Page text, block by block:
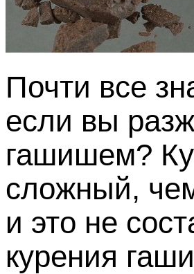
Почти все
если вы
гашишем?
сложный,
и это не
курения